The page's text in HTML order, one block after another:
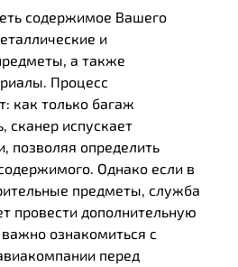
содержимое Вашего
и
а также
Процесс
как только багаж
сканер испускает
позволяя определить
Однако если в
предметы, служба
провести дополнительную
ознакомиться с
перед